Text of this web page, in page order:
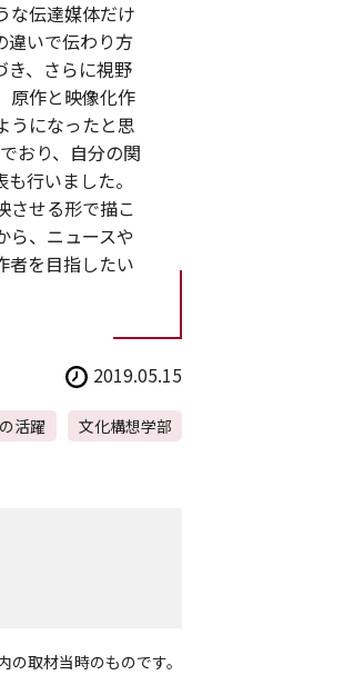
な伝達媒体だけ
違いで伝わり方
き、さらに視野
原作と映像化作
うになったと思
おり、自分の関
行いました。
させる形で描こ
ら、ニュースや
者を目指したい
2019.05.15
活躍 文化構想学部
取材当時のものです。